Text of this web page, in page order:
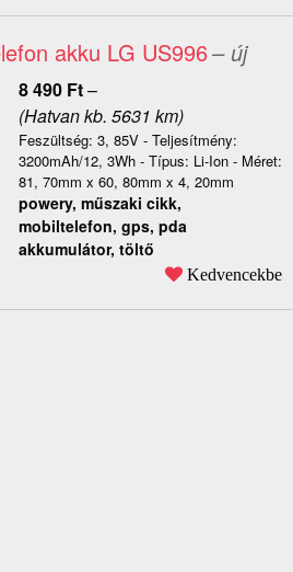
akku LG US996– új
8 490 Ft–
(Hatvan kb. 5631 km)
Feszültség: 3, 85V - Teljesítmény:
3200mAh/12, 3Wh - Típus: Li-Ion - Méret:
81, 70mm x 60, 80mm x 4, 20mm
powery, műszaki cikk,
mobiltelefon, gps, pda
akkumulátor, töltő
Kedvencekbe